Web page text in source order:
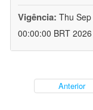
Vigência: Thu
00:00:00 BRT 2026
Anterior